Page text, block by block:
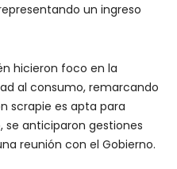
un ingreso
hicieron foco en la
al consumo, remarcando
scrapie es apta para
se anticiparon gestiones
reunión con el Gobierno.